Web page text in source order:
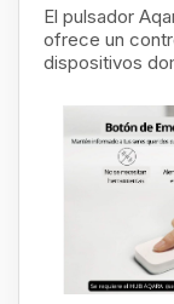
El pulsador
ofrece un
dispositivos